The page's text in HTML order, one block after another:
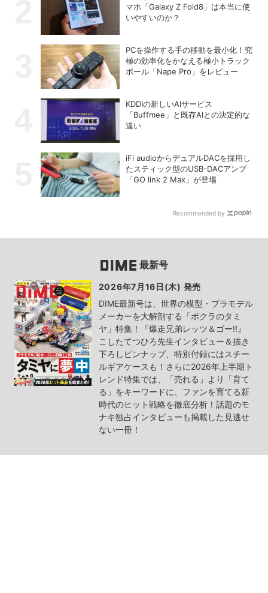
マホ「Galaxy Z Fold8」は本当に使
いやすいのか？
PCを操作する手の移動を最小化！究
極の効率化をかなえる極小トラック
ボール「Nape Pro」をレビュー
KDDIの新しいAIサービス
「Buffmee」と既存AIとの決定的な
違い
iFi audioからデュアルDACを採用し
たスティック型のUSB-DACアンプ
「GO link 2 Max」が登場
Recommended by
最新号
2026年7月16日(木) 発売
DIME最新号は、世界の模型・プラモデル
メーカーを大解剖する「ボクラのタミ
ヤ」特集！『爆走兄弟レッツ＆ゴー!!』
こしたてつひろ先生インタビュー＆描き
下ろしピンナップ、特別付録にはスチー
ルギアケースも！さらに2026年上半期ト
レンド特集では、「売れる」より「育て
る」をキーワードに、ファンを育てる新
時代のヒット戦略を徹底分析！話題のモ
ナキ独占インタビューも掲載した見逃せ
ない一冊！